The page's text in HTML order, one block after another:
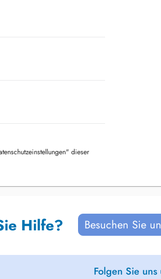
dieser
Hilfe? Besuchen Sie
Folgen Sie